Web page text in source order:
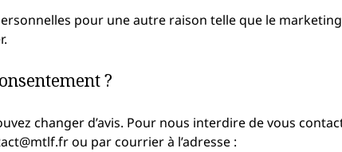
pour une autre raison telle que le
?
changer d’avis. Pour nous interdire de vous
ou par courrier à l’adresse :